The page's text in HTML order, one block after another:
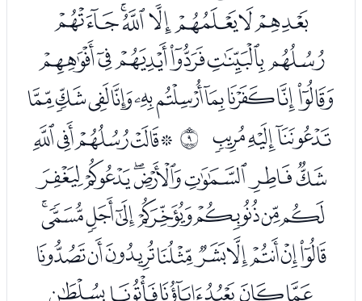
ﮔﮕﮖﮗﮘﮙﮚ
ﮛﮜﮝﮞﮟﮠ
ﮡﮢﮣﮤﮥﮦﮧﮨﮩﮪ
ﮫﮬﮭ ﰈﮯﮰﮱﯓﯔ
ﯕﯖﯗﯘﯙﯚﯛ
ﯜﯝﯞﯟﯠﯡﯢﯣ
ﯤﯥﯦﯧﯨﯩﯪﯫﯬ